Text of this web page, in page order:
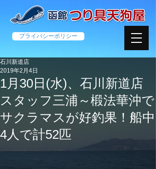
プライバシーポリシー
1月30日(水)、石川新道店
スタッフ三浦～椴法華沖で
サクラマスが好釣果！船中
4人で計52匹
石川新道店
2019年2月4日